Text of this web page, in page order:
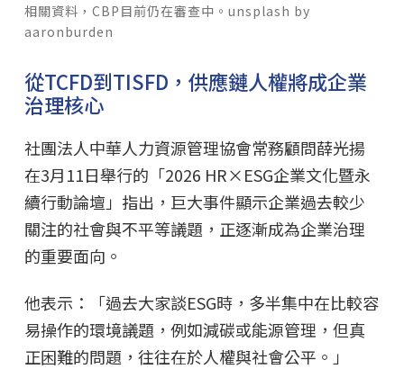
相關資料，CBP目前仍在審查中。unsplash by
aaronburden
從TCFD到TISFD，供應鏈人權將成企業
治理核心
社團法人中華人力資源管理協會常務顧問薛光揚
在3月11日舉行的「2026 HR×ESG企業文化暨永
續行動論壇」指出，巨大事件顯示企業過去較少
關注的社會與不平等議題，正逐漸成為企業治理
的重要面向。
他表示：「過去大家談ESG時，多半集中在比較容
易操作的環境議題，例如減碳或能源管理，但真
正困難的問題，往往在於人權與社會公平。」